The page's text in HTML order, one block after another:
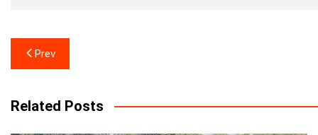
Post
navigation
Prev
Related Posts